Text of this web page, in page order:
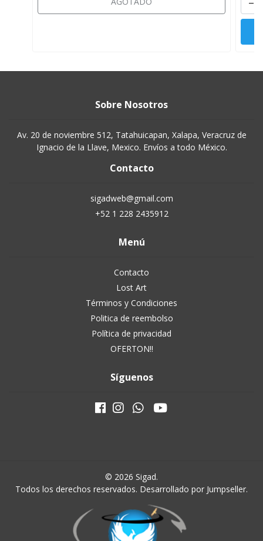
Sobre Nosotros
Av. 20 de noviembre 512, Tatahuicapan, Xalapa, Veracruz de
Ignacio de la Llave, Mexico. Envíos a todo México.
Contacto
sigadweb@gmail.com
+52 1 228 2435912
Menú
Contacto
Lost Art
Términos y Condiciones
Politica de reembolso
Política de privacidad
OFERTON!!
Síguenos
© 2026 Sigad.
Todos los derechos reservados. Desarrollado por Jumpseller.